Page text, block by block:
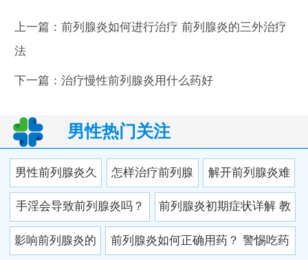
上一篇： 前列腺炎如何进行治疗 前列腺炎的三外治疗
法
下一篇： 治疗慢性前列腺炎用什么药好
男性热门关注
男性前列腺炎久
治不愈的原因是
什么
怎样治疗前列腺
炎？前列腺炎怎
样治疗
解开前列腺炎难
治的“迷局”
手淫会导致前列腺炎吗？ 前列腺炎初期症状详解 教
你正确识别前列腺炎
影响前列腺炎的 前列腺炎如何正确用药？ 警惕吃药